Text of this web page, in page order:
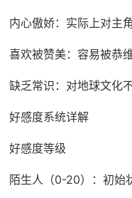
内心傲娇：实际上对主
喜欢被赞美：容易被恭
缺乏常识：对地球文化
好感度系统详解
好感度等级
陌生人（0-20）：初始